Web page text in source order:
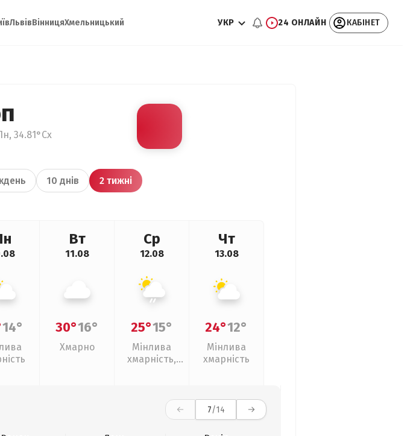
ЛьвівВінницяХмельницький УКР 24 ОНЛАЙН КАБІНЕТ
34.81°Сх
10 днів 2 тижні
14°
Вт
11.08
30°16°
Хмарно
Ср
12.08
25°15°
Мінлива
хмарність,
Чт
13.08
24°12°
Мінлива
хмарність
7/14